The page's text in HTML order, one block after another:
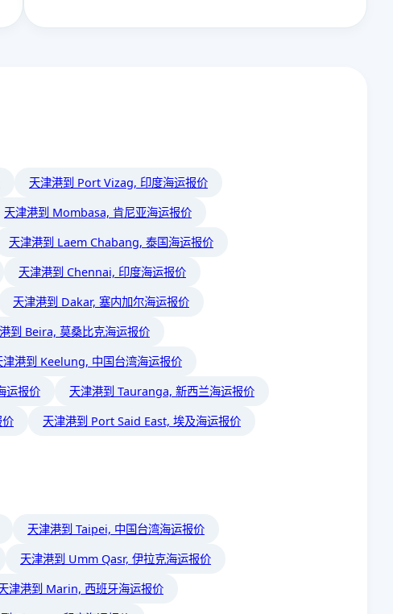
天津港到 Port Vizag, 印度海运报价
天津港到 Mombasa, 肯尼亚海运报价
天津港到 Laem Chabang, 泰国海运报价
天津港到 Chennai, 印度海运报价
天津港到 Dakar, 塞内加尔海运报价
到 Beira, 莫桑比克海运报价
津港到 Keelung, 中国台湾海运报价
运报价
天津港到 Tauranga, 新西兰海运报价
天津港到 Port Said East, 埃及海运报价
天津港到 Taipei, 中国台湾海运报价
天津港到 Umm Qasr, 伊拉克海运报价
津港到 Marin, 西班牙海运报价